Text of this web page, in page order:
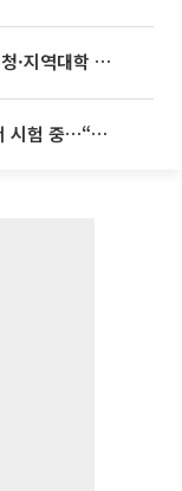
형 입시 연계 '착수'
업 여러 곳 참여”